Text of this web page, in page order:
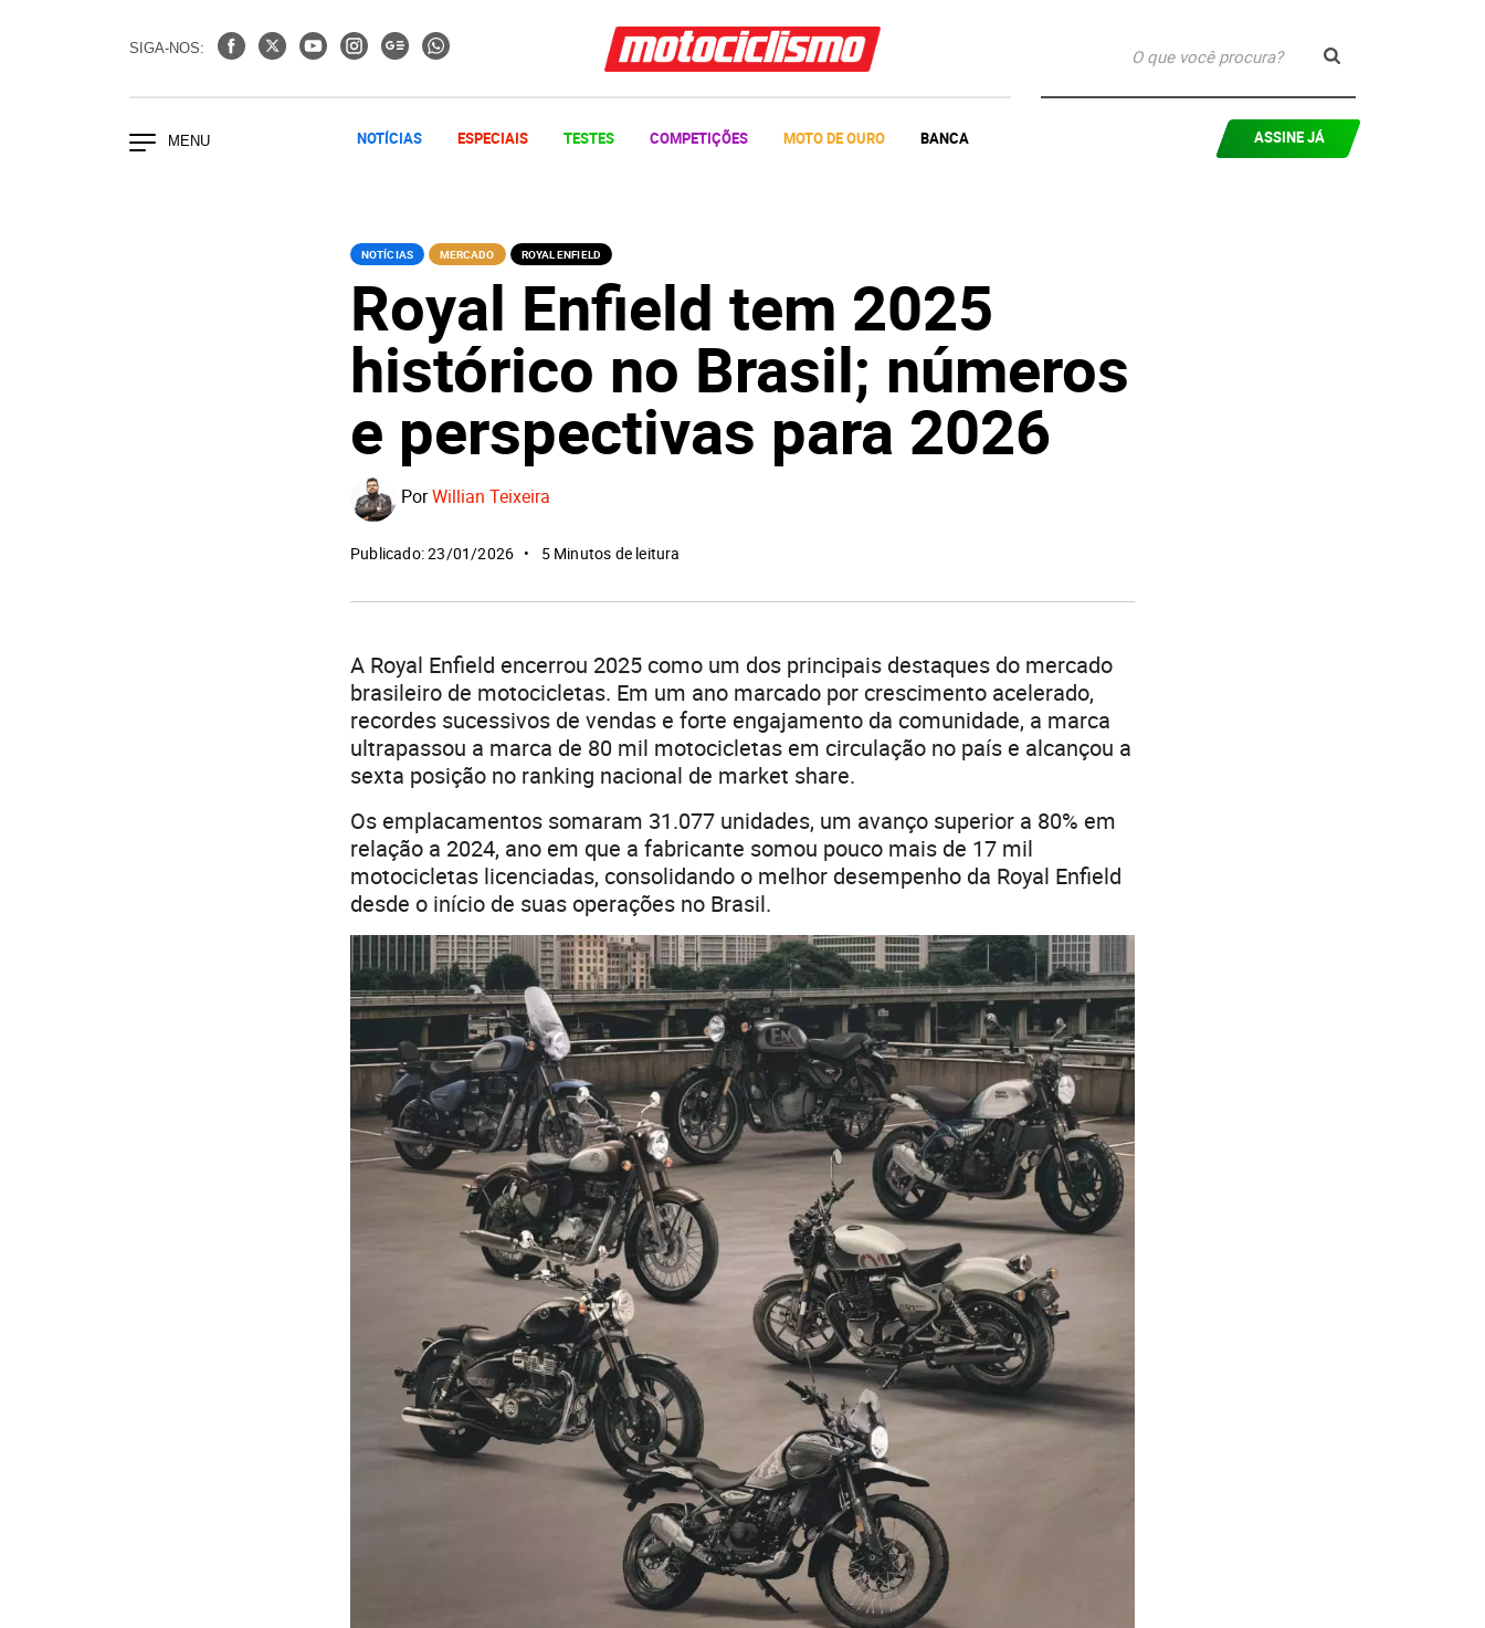
SIGA-NOS:
NOTÍCIAS ESPECIAIS TESTES COMPETIÇÕES MOTO DE OURO BANCA ASSINE JÁ
NOTÍCIAS MERCADO ROYAL ENFIELD
Royal Enfield tem 2025
histórico no Brasil; números
e perspectivas para 2026
PorWillian Teixeira
Publicado: 23/01/2026 5 Minutos de leitura
A Royal Enfield encerrou 2025 como um dos principais destaques do mercado
brasileiro de motocicletas. Em um ano marcado por crescimento acelerado,
recordes sucessivos de vendas e forte engajamento da comunidade, a marca
ultrapassou a marca de 80 mil motocicletas em circulação no país e alcançou a
sexta posição no ranking nacional de market share.
Os emplacamentos somaram 31.077 unidades, um avanço superior a 80% em
relação a 2024, ano em que a fabricante somou pouco mais de 17 mil
motocicletas licenciadas, consolidando o melhor desempenho da Royal Enfield
desde o início de suas operações no Brasil.